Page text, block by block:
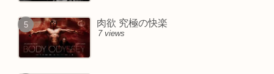
肉欲 究極の快楽
7 views